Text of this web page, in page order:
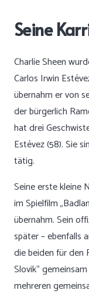
Seine
Charlie Sheen
Carlos Irwin
übernahm er von
der bürgerlich
hat drei
Estévez (58). Sie
tätig.
Seine erste kleine
im Spielfilm
übernahm. Sein
später – ebenfalls
die beiden für den
Slovik“
mehreren